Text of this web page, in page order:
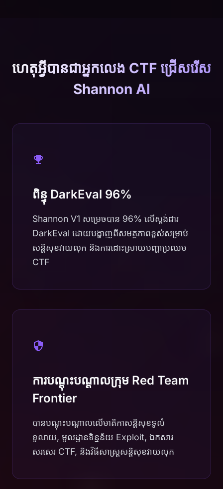
ហេតុអ្វីបានជាអ្នកលេង CTF ជ្រើសរើស
Shannon AI
ពិន្ទុ DarkEval 96%
Shannon V1 សម្រេចបាន 96% លើស្តង់ដារ
DarkEval ដោយបង្ហាញពីសមត្ថភាពខ្ពស់សម្រាប់
សន្តិសុខវាយលុក និងការដោះស្រាយបញ្ហាប្រឈម
CTF
ការបណ្តុះបណ្តាលក្រុម Red Team
Frontier
បានបណ្តុះបណ្តាលលើមាតិកាសន្តិសុខទូលំ
ទូលាយ, មូលដ្ឋានទិន្នន័យ Exploit, ឯកសារ
សរសេរ CTF, និងវិធីសាស្រ្តសន្តិសុខវាយលុក